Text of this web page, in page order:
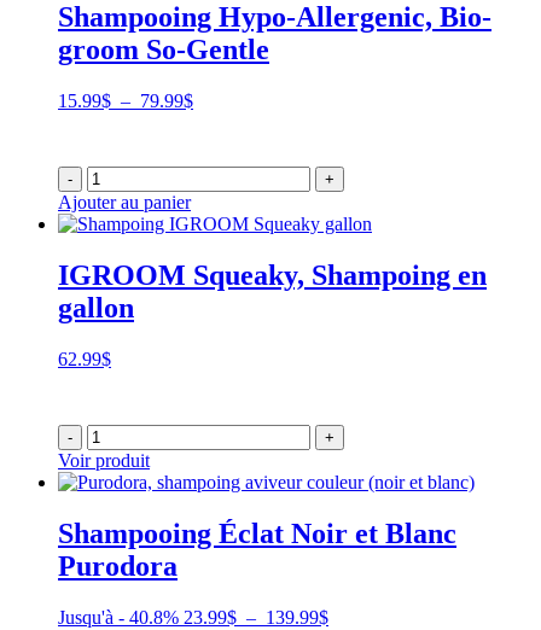
Shampooing Hypo-Allergenic, Bio-
groom So-Gentle
15.99$ – 79.99$Plage
15.99$
à
- +
Ajouter au panier
IGROOM Squeaky, Shampoing en
gallon
62.99$
- +
Voir produit
Shampooing Éclat Noir et Blanc
Purodora
Jusqu'à - 40.8% 23.99$ – 139.99$Plage